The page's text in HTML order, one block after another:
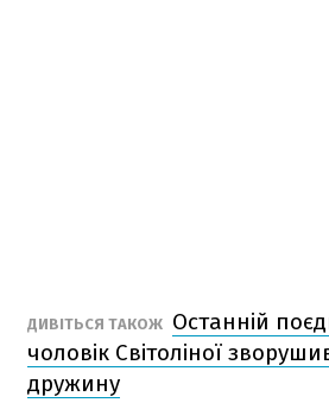
ДИВІТЬСЯ ТАКОЖ Останній
чоловік Світоліної
дружину